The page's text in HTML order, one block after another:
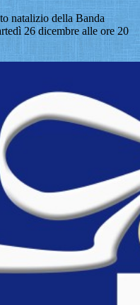
natalizio della Banda
26 dicembre alle ore 20